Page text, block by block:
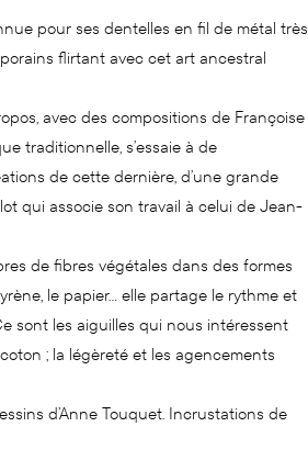
pour ses dentelles en fil de métal très
flirtant avec cet art ancestral
avec des compositions de Françoise
traditionnelle, s’essaie à de
de cette dernière, d’une grande
qui associe son travail à celui de Jean-
de fibres végétales dans des formes
le papier… elle partage le rythme et
sont les aiguilles qui nous intéressent
; la légèreté et les agencements
d’Anne Touquet. Incrustations de